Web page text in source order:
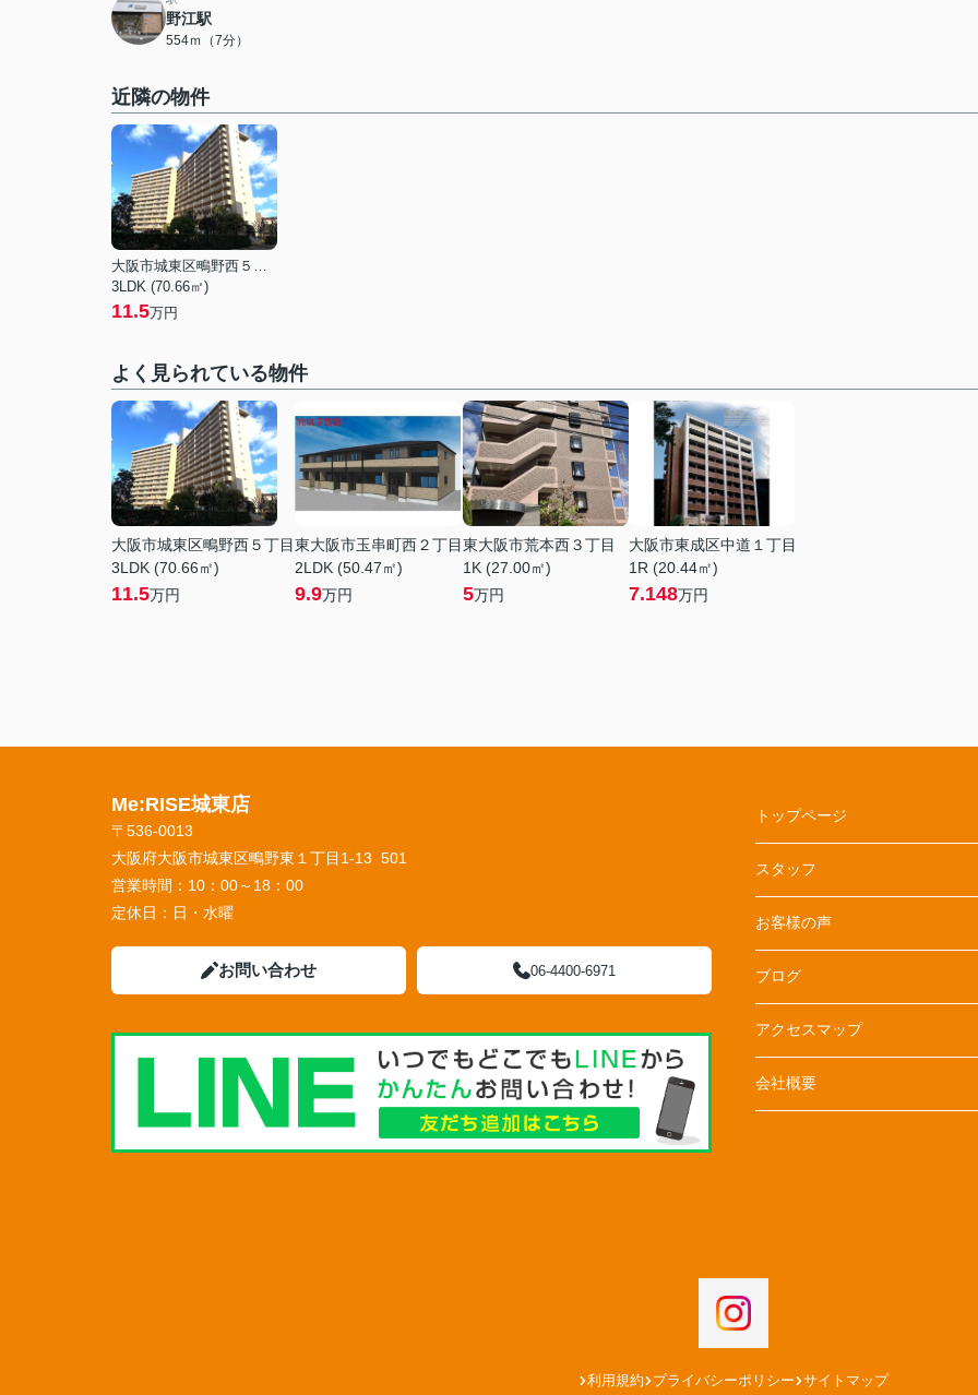
野江駅
554ｍ（7分）
近隣の物件
大阪市城東区鴫野西５丁目
3LDK (70.66㎡)
11.5万円
よく見られている物件
大阪市城東区鴫野西５丁目
3LDK (70.66㎡)
11.5万円
東大阪市玉串町西２丁目
2LDK (50.47㎡)
9.9万円
東大阪市荒本西３丁目
1K (27.00㎡)
5万円
大阪市東成区中道１丁目
1R (20.44㎡)
7.148万円
Me:RISE城東店
〒536-0013
大阪府大阪市城東区鴫野東１丁目1-13 501
営業時間： 10：00～18：00
定休日： 日・水曜
お問い合わせ 06-4400-6971
トップページ
スタッフ
お客様の声
ブログ
アクセスマップ
会社概要
利用規約 プライバシーポリシー サイトマップ